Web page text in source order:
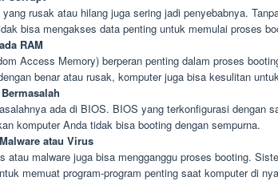
rusak atau hilang juga sering jadi penyebabnya.
bisa mengakses data penting untuk memulai proses
RAM
Access Memory) berperan penting dalam proses
benar atau rusak, komputer juga bisa kesulitan
ada di BIOS. BIOS yang terkonfigurasi dengan
komputer Anda tidak bisa booting dengan sempurna.
atau Virus
atau malware juga bisa mengganggu proses booting.
memuat program-program penting saat komputer di